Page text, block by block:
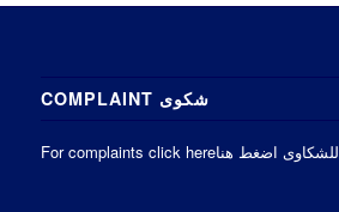
COMPLAINT شكوى
For complaints click hereللشكاوى اضغط هنا